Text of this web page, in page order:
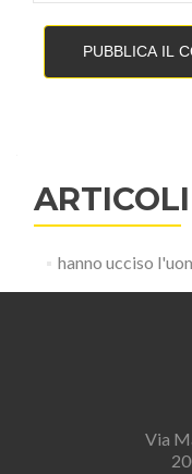
hanno ucciso
Via